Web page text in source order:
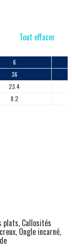
Tout effacer
6
36
23.4
8.2
plats, Callosités
Ongle incarné,